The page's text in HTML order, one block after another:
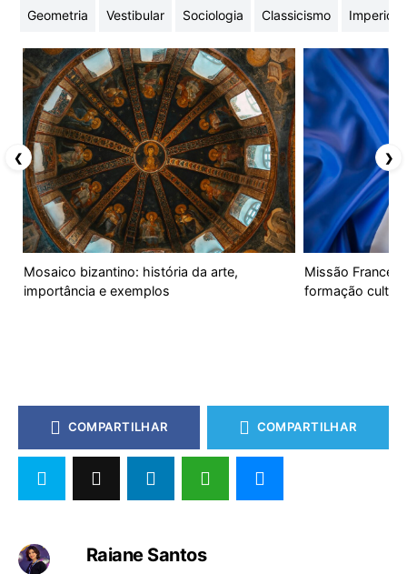
Geometria Vestibular Sociologia Classicismo Imperio
Mosaico bizantino: história da arte,
importância e exemplos
Missão
formação
❮ ❯
COMPARTILHAR COMPARTILHAR
Raiane Santos